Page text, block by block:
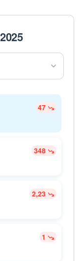
47
348
2,23
1